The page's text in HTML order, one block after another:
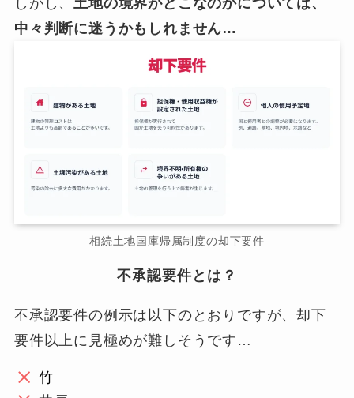
しかし、土地の境界がどこなのかについては、
中々判断に迷うかもしれません…
相続土地国庫帰属制度の却下要件
不承認要件とは？
不承認要件の例示は以下のとおりですが、却下
要件以上に見極めが難しそうです…
竹